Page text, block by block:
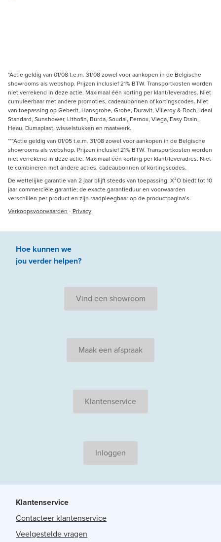
*Actie geldig van 01/08 t.e.m. 31/08 zowel voor aankopen in de Belgische
showrooms als webshop. Prijzen inclusief 21% BTW. Transportkosten worden
niet verrekend in deze actie. Maximaal één korting per klant/leveradres. Niet
cumuleerbaar met andere promoties, cadeaubonnen of kortingscodes. Niet
van toepassing op Geberit, Hansgrohe, Grohe, Duravit, Villeroy & Boch, Ideal
Standard, Sunshower, Lithofin, Burda, Soudal, Fernox, Viega, Easy Drain,
Heau, Dumaplast, wisselstukken en maatwerk.
***Actie geldig van 01/05 t.e.m. 31/08 zowel voor aankopen in de Belgische
showrooms als webshop. Prijzen inclusief 21% BTW. Transportkosten worden
niet verrekend in deze actie. Maximaal één korting per klant/leveradres. Niet
te combineren met andere acties, cadeaubonnen of kortingscodes.
De wettelijke garantie van 2 jaar blijft steeds van toepassing. X²O biedt tot 10
jaar commerciële garantie; de exacte garantieduur en voorwaarden
verschillen per product en zijn raadpleegbaar op de productpagina’s.
Verkoopsvoorwaarden - Privacy
Hoe kunnen we
jouverder helpen?
Vind een showroom
Maak een afspraak
Klantenservice
Inloggen
Klantenservice
Contacteer klantenservice
Veelgestelde vragen